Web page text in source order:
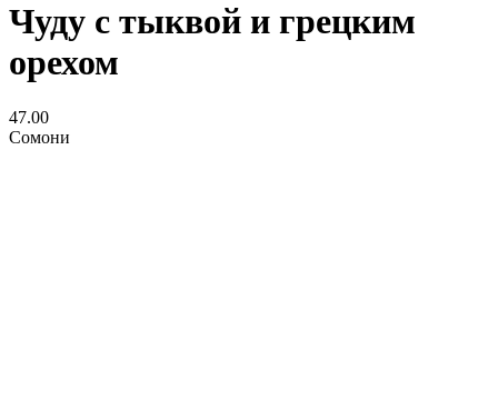
Чуду с тыквой и грецким
орехом
47.00
Сомони